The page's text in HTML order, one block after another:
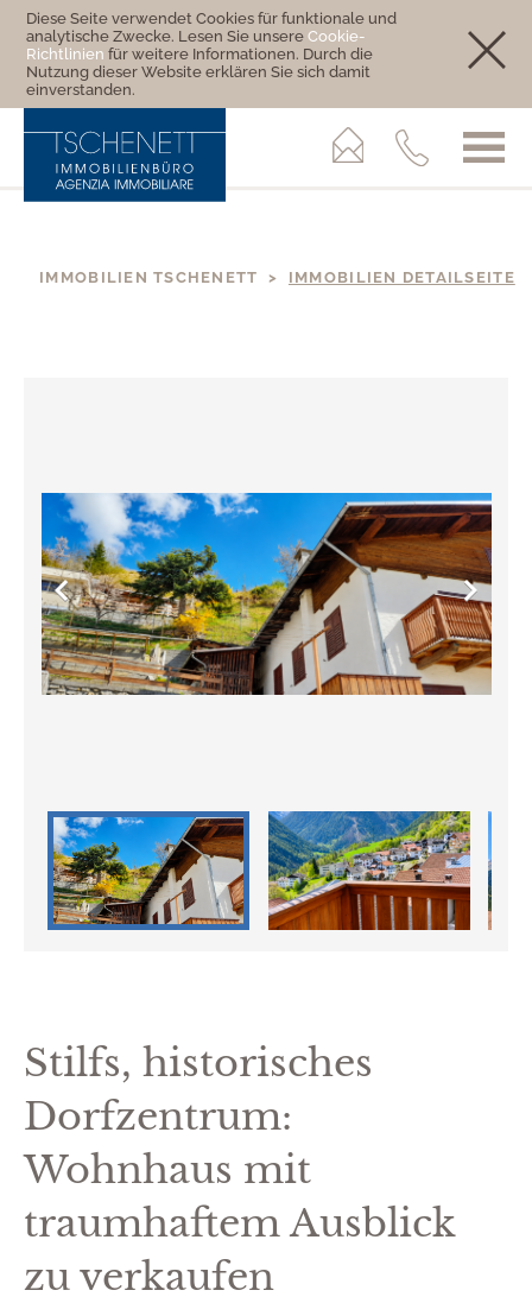
Diese Seite verwendet Cookies für funktionale und
analytische Zwecke. Lesen Sie unsere Cookie-
Richtlinien für weitere Informationen. Durch die
Nutzung dieser Website erklären Sie sich damit
einverstanden.
IMMOBILIEN TSCHENETT > IMMOBILIEN DETAILSEITE
 
Stilfs, historisches
Dorfzentrum:
Wohnhaus mit
traumhaftem Ausblick
zu verkaufen